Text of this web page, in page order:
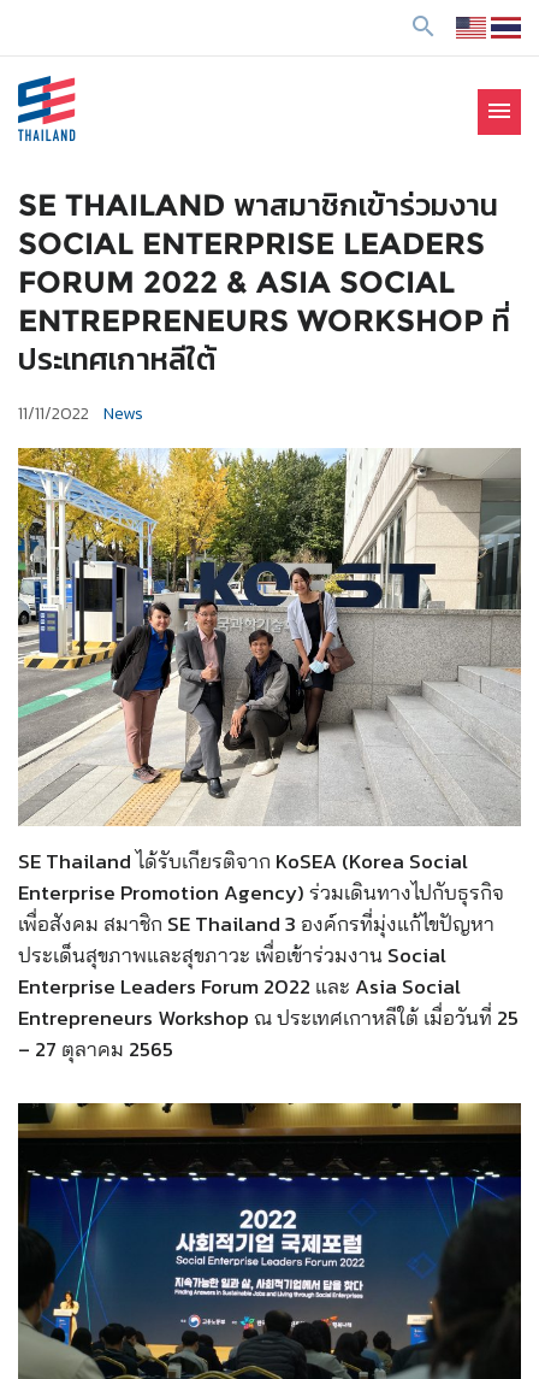
search
Enterprise: SE
menu
SE THAILAND พาสมาชิกเข้าร่วมงาน
SOCIAL ENTERPRISE LEADERS
FORUM 2022 & ASIA SOCIAL
ENTREPRENEURS WORKSHOP ที่
ประเทศเกาหลีใต้
11/11/2022 News
SE Thailandได้รับเกียรติจาก KoSEA (Korea Social
Enterprise Promotion Agency) ร่วมเดินทางไปกับธุรกิจ
เพื่อสังคม สมาชิก SE Thailand 3 องค์กรที่มุ่งแก้ไขปัญหา
ประเด็นสุขภาพและสุขภาวะ เพื่อเข้าร่วมงานSocial
Enterprise Leaders Forum 2022 และ Asia Social
Entrepreneurs Workshopณ ประเทศเกาหลีใต้เมื่อวันที่ 25
– 27 ตุลาคม 2565